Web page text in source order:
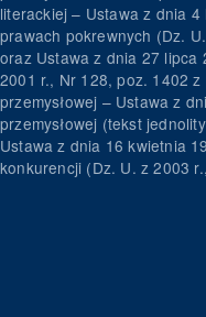
literackiej – Ustawa z dnia
prawach pokrewnych (Dz.
oraz Ustawa z dnia 27 lipca
2001 r., Nr 128, poz. 1402
przemysłowej – Ustawa z
przemysłowej (tekst
Ustawa z dnia 16 kwietnia
konkurencji (Dz. U. z 2003